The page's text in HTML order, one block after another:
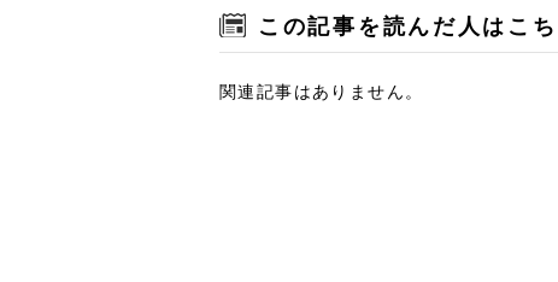
この記事を読んだ人はこ
関連記事はありません。